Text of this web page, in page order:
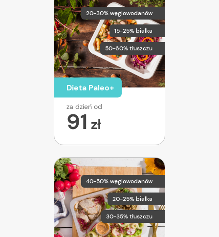
20-30% węglowodanów
15-25% białka
50-60% tłuszczu
Dieta Paleo+
za dzień od
91 zł
40-50% węglowodanów
20-25% białka
30-35% tłuszczu